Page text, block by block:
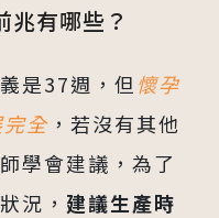
兆有哪些？
是37週，但 懷孕
全 ，若沒有其他
學會建議，為了
況， 建議生產時